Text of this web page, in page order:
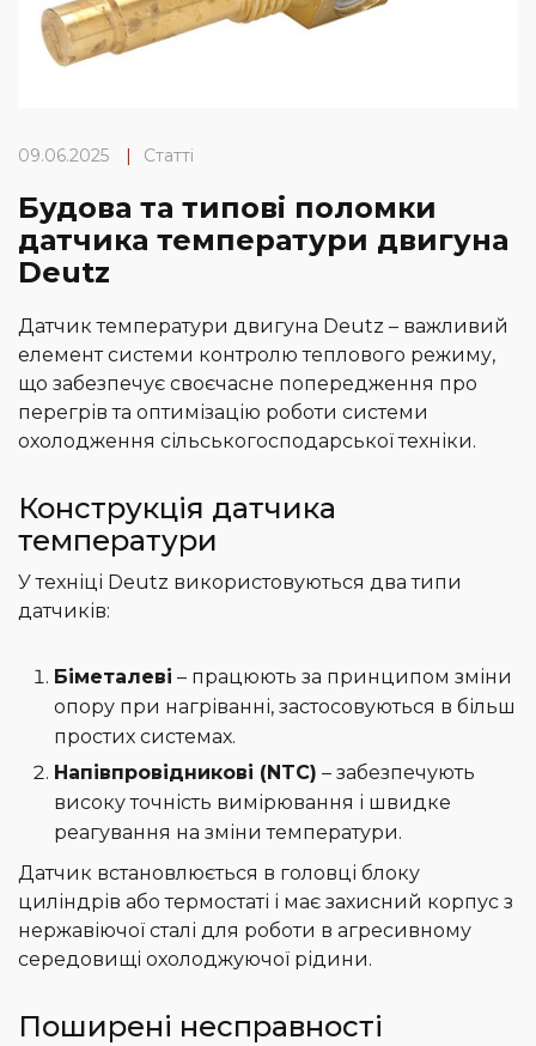
09.06.2025 | Статті
Будова та типові поломки
датчика температури двигуна
Deutz
Датчик температури двигуна Deutz – важливий
елемент системи контролю теплового режиму,
що забезпечує своєчасне попередження про
перегрів та оптимізацію роботи системи
охолодження сільськогосподарської техніки.
Конструкція датчика
температури
У техніці Deutz використовуються два типи
датчиків:
Біметалеві – працюють за принципом зміни
опору при нагріванні, застосовуються в більш
простих системах.
Напівпровідникові (NTC) – забезпечують
високу точність вимірювання і швидке
реагування на зміни температури.
Датчик встановлюється в головці блоку
циліндрів або термостаті і має захисний корпус з
нержавіючої сталі для роботи в агресивному
середовищі охолоджуючої рідини.
Поширені несправності